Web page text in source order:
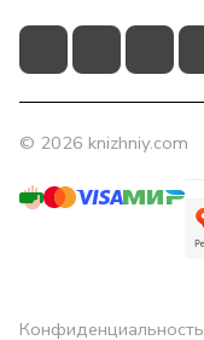
© 2026 knizhniy.com
Конфиденциальность